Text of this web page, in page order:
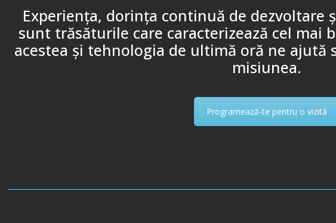
Experienţa, dorinţa continuă de dezvoltare
sunt trăsăturile care caracterizează cel mai
acestea şi tehnologia de ultimă oră ne ajută
misiunea.
Programează-te pentru o vizită